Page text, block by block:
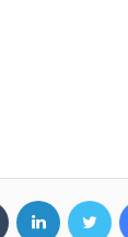
فيسبوك تويتر